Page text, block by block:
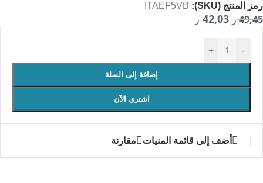
رمز المنتج (SKU): ITAEF5VB
49,45 ر 42,03 ر
-
+
إضافة إلى السلة
اشتري الآن
أضف إلى قائمة المنيات مقارنة